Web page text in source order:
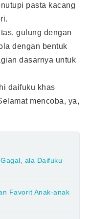
pasta kacang
gulung dengan
dengan bentuk
dasarnya untuk
daifuku khas
mencoba, ya,
ala Daifuku
Favorit Anak-anak